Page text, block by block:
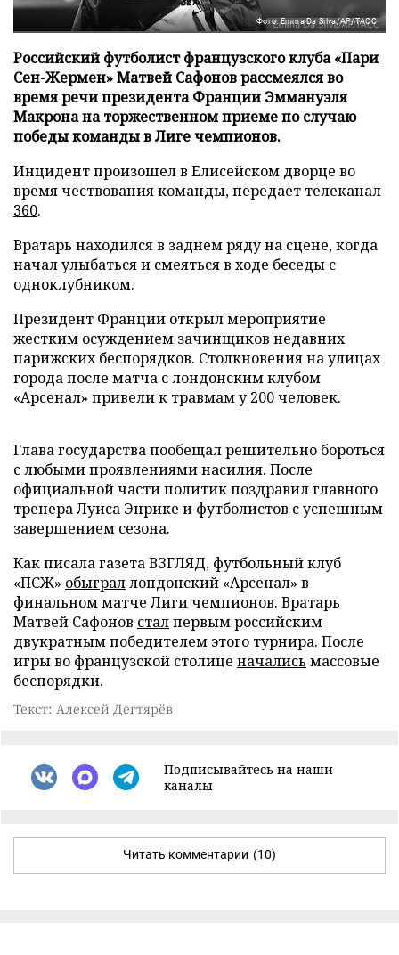
Фото: Emma Da Silva/AP/ТАСС
Российский футболист французского клуба «Пари
Сен-Жермен» Матвей Сафонов рассмеялся во
время речи президента Франции Эммануэля
Макрона на торжественном приеме по случаю
победы команды в Лиге чемпионов.
Инцидент произошел в Елисейском дворце во
время чествования команды, передает телеканал
360.
Вратарь находился в заднем ряду на сцене, когда
начал улыбаться и смеяться в ходе беседы с
одноклубником.
Президент Франции открыл мероприятие
жестким осуждением зачинщиков недавних
парижских беспорядков. Столкновения на улицах
города после матча с лондонским клубом
«Арсенал» привели к травмам у 200 человек.
Глава государства пообещал решительно бороться
с любыми проявлениями насилия. После
официальной части политик поздравил главного
тренера Луиса Энрике и футболистов с успешным
завершением сезона.
Как писала газета ВЗГЛЯД, футбольный клуб
«ПСЖ» обыграллондонский «Арсенал» в
финальном матче Лиги чемпионов. Вратарь
Матвей Сафонов сталпервым российским
двукратным победителем этого турнира. После
игры во французской столице начались массовые
беспорядки.
Текст: Алексей Дегтярёв
Подписывайтесь на наши
каналы
Читать комментарии (10)